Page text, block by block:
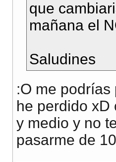
que
mañana el
Saludines
:O me
he perdido
y medio y no
pasarme de